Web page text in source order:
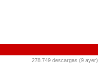
278.749 descargas (9 ayer)